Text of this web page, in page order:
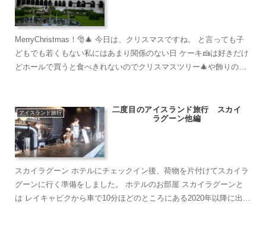
MerryChristmas！🎅🎄 今日は、クリスマスですね。 と言っても子
どもでも若くもない私にはあまり関係のない日 ケーキ🍰は好きだけ
どホールで買うと食べきれないのでクリスマスツリー🎄や飾りの雰
アイスランド旅行
二度目のアイスランド旅行 スカイ
ラグーン他編
スカイラグーン ホテルにチェックイン後、荷物を片付けてスカイラ
グーンに行く準備をしました。 ホテルのお部屋 スカイラグーンと
は レイキャビクから車で10分ほどのところにある2020年以降に出来